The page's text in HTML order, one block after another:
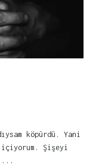
köpürdü. Yani
içiyorum. Şişeyi
...